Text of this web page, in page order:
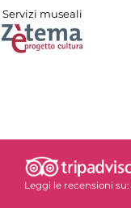
Servizi museali
Leggi le recensioni su: